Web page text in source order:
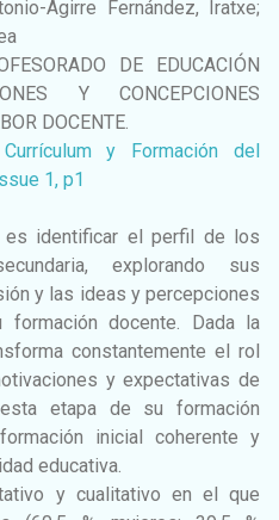
Agirre Fernández, Iratxe;
DE EDUCACIÓN
Y CONCEPCIONES
DOCENTE.
y Formación del
1, p1
identificar el perfil de los
explorando sus
y las ideas y percepciones
docente. Dada la
constantemente el rol
y expectativas de
etapa de su formación
inicial coherente y
educativa.
y cualitativo en el que